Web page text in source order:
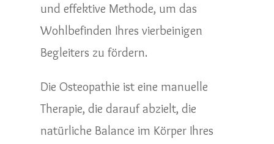
und effektive Methode, um das
Wohlbefinden Ihres vierbeinigen
Begleiters zu fördern.
Die Osteopathie ist eine manuelle
Therapie, die darauf abzielt, die
natürliche Balance im Körper Ihres